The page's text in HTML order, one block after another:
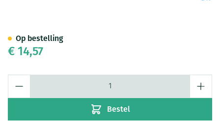
€ 14,57
Bestel
Op bestelling